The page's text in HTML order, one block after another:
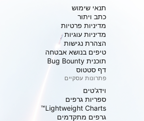
תנאי שימוש
כתב ויתור
מדיניות פרטיות
מדיניות עוגיות
הצהרת נגישות
טיפים בנושא אבטחה
תוכנית Bug Bounty
דף סטטוס
פתרונות עסקיים
וידג'טים
ספריות גרפים
Lightweight Charts™
גרפים מתקדמים